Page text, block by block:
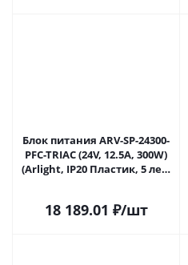
Блок питания ARV-SP-24300-
PFC-TRIAC (24V, 12.5A, 300W)
(Arlight, IP20 Пластик, 5 лет)
18 189.01 ₽/шт